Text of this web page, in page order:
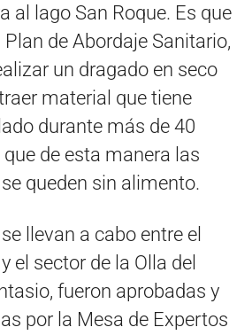
al lago San Roque. Es que
de Abordaje Sanitario,
un dragado en seco
material que tiene
durante más de 40
de esta manera las
queden sin alimento.
llevan a cabo entre el
el sector de la Olla del
fueron aprobadas y
por la Mesa de Expertos